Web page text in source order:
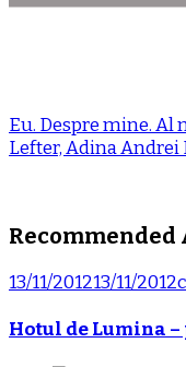
Eu. Despre mine.
Lefter, Adina
Recommended
13/11/201213/11/2012
Hotul de Lumina